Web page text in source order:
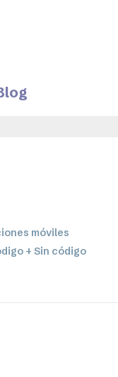
móviles
+ Sin código